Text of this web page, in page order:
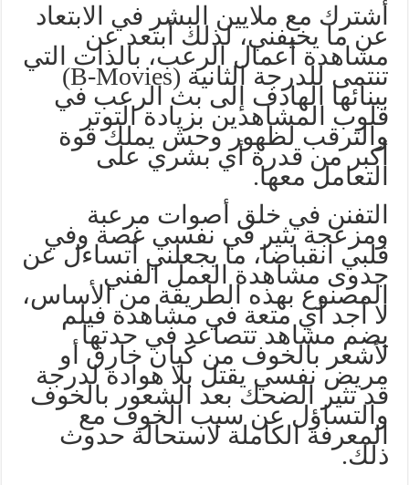
أشترك مع ملايين البشر في الابتعاد
عن ما يخيفني، لذلك أبتعد عن
مشاهدة أعمال الرعب، بالذات التي
تنتمى للدرجة الثانية (B-Movies)
ببنائها الهادف إلى بث الرعب في
قلوب المشاهدين بزيادة التوتر
والترقب لظهور وحش يملك قوة
أكبر من قدرة أي بشري على
التعامل معها.
التفنن في خلق أصوات مرعبة
ومزعجة يثير في نفسي غصة وفي
قلبي انقباضا، ما يجعلني أتساءل عن
جدوى مشاهدة العمل الفني
المصنوع بهذه الطريقة من الأساس،
لا أجد أي متعة في مشاهدة فيلم
يضم مشاهد تتصاعد في حدتها
لأشعر بالخوف من كيان خارق أو
مريض نفسي يقتل بلا هوادة لدرجة
قد تثير الضحك بعد الشعور بالخوف
والتساؤل عن سبب الخوف مع
المعرفة الكاملة لاستحالة حدوث
ذلك.